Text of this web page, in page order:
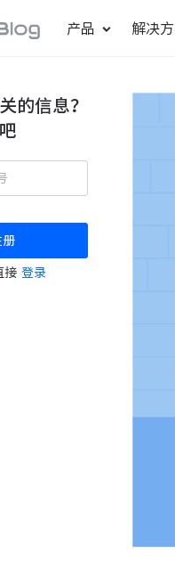
产品 解决
更好更快地发
轻松规划项目
高效合理地规
的信息？
册
接 登录